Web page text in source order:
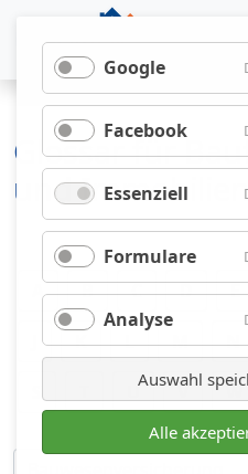
Google
Facebook
Essenziell
Formulare
Analyse
Auswahl
Alle
Glossar für
und
A B C D E
K L M N
U V W